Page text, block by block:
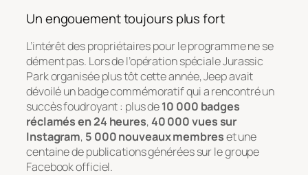
Un engouement toujours plus fort
L’intérêt des propriétaires pour le programme ne se
dément pas. Lors de l’opération spécialeJurassic
Parkorganisée plus tôt cette année, Jeep avait
dévoilé un badge commémoratif qui a rencontré un
succès foudroyant : plus de10 000 badges
réclamés en 24 heures,40 000 vues sur
Instagram, 5 000 nouveaux membreset une
centaine de publications générées sur le groupe
Facebook officiel.